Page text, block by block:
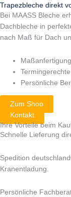
Trapezbleche direkt
Bei MAASS Bleche
Dachbleche in
nach Maß für Dach
Persönliche
Zum Shop
Kontakt
Ihre Vorteile beim
Schnelle Lieferung
Spedition
Kranentladung.
Persönliche